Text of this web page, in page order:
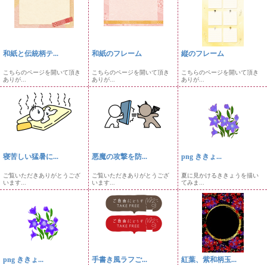
和紙と伝統柄テ...
こちらのページを開いて頂き
ありが...
和紙のフレーム
こちらのページを開いて頂き
ありが...
縦のフレーム
こちらのページを開いて頂き
ありが...
寝苦しい猛暑に...
ご覧いただきありがとうござ
います...
悪魔の攻撃を防...
ご覧いただきありがとうござ
います...
png ききょ...
夏に見かけるききょうを描い
てみま...
png ききょ... 手書き風ラフご... 紅葉、紫和柄玉...